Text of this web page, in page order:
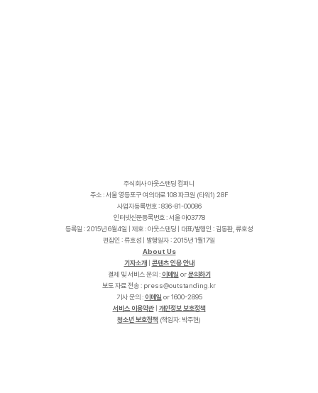
주식회사 아웃스탠딩 컴퍼니
주소 : 서울 영등포구 여의대로 108 파크원 (타워1) 28F
사업자등록번호 : 836-81-00086
인터넷신문등록번호 : 서울 아03778
등록일 : 2015년 6월4일 | 제호 : 아웃스탠딩 | 대표/발행인 : 김동환, 류호성
편집인 : 류호성 | 발행일자 : 2015년 1월17일
About Us
기자소개
콘텐츠 인용 안내
결제 및 서비스 문의 : 이메일 or문의하기
보도 자료 전송 :
r
k
.
g
n
i
d
n
a
t
s
t
u
o
@
s
s
e
r
p
기사 문의 : 이메일 or 1600-2895
서비스 이용약관| 개인정보 보호정책
청소년 보호정책 (책임자: 박주현)